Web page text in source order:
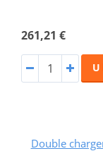
261,21 €
Double